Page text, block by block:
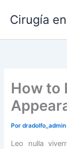
Cirugía
How to
Por
Leo nulla